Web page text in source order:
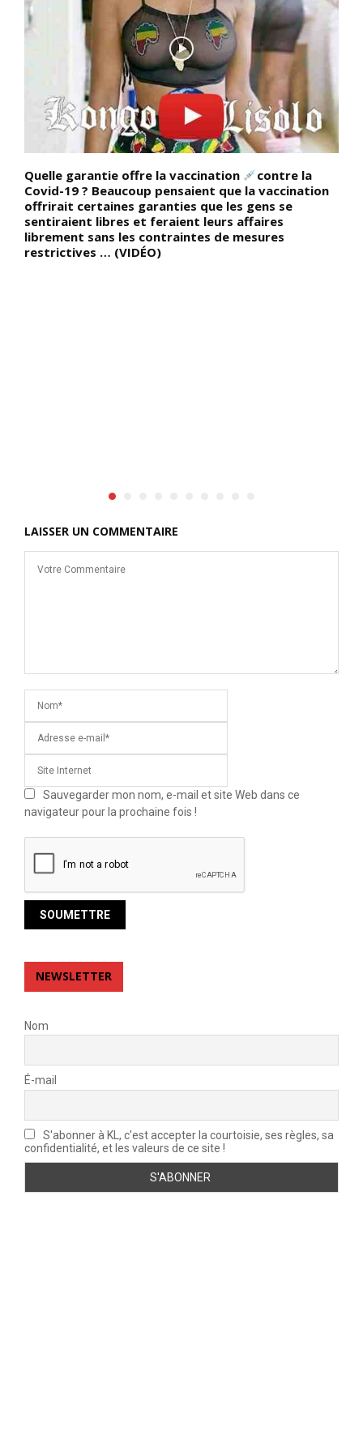
Quelle garantie offre la vaccination
contre la
Covid-19 ? Beaucoup pensaient que la vaccination
offrirait certaines garanties que les gens se
sentiraient libres et feraient leurs affaires
librement sans les contraintes de mesures
restrictives … (VIDÉO)
LAISSER UN COMMENTAIRE
Sauvegarder mon nom, e-mail et site Web dans ce
navigateur pour la prochaine fois !
NEWSLETTER
Nom
É-mail
S'abonner à KL, c'est accepter la courtoisie, ses règles, sa
confidentialité, et les valeurs de ce site !